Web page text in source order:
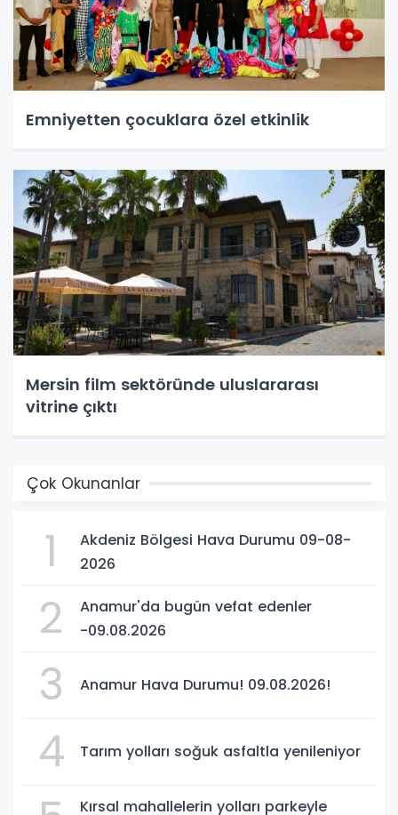
Emniyetten çocuklara özel etkinlik
Mersin film sektöründe uluslararası
vitrine çıktı
Çok Okunanlar
1
Akdeniz Bölgesi Hava Durumu 09-08-
2026
2
Anamur'da bugün vefat edenler
-09.08.2026
3 Anamur Hava Durumu! 09.08.2026!
4 Tarım yolları soğuk asfaltla yenileniyor
Kırsal mahallelerin yolları parkeyle